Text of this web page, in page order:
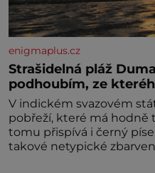
enigmaplus.cz
Strašidelná pláž
podhoubím, ze
V indickém svazovém
pobřeží, které má hodně
tomu přispívá i černý